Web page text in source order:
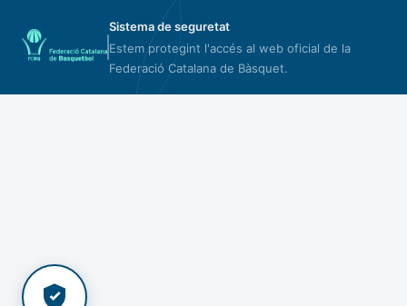
Sistema de seguretat
Estem protegint l'accés al web oficial de la
Federació Catalana de Bàsquet.